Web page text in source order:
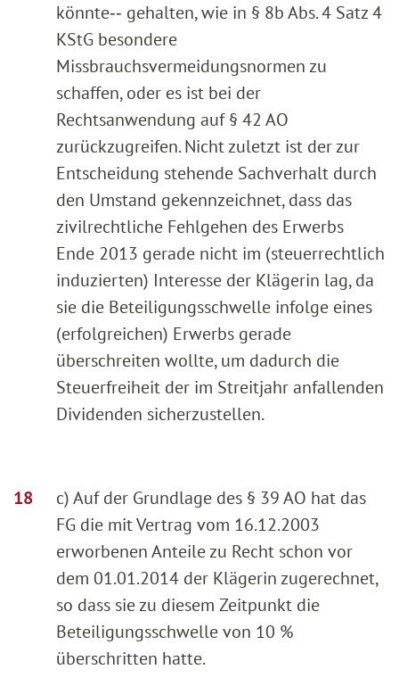
könnte‑‑ gehalten, wie in § 8b Abs. 4 Satz 4
KStG besondere
Missbrauchsvermeidungsnormen zu
schaffen, oder es ist bei der
Rechtsanwendung auf § 42 AO
zurückzugreifen. Nicht zuletzt ist der zur
Entscheidung stehende Sachverhalt durch
den Umstand gekennzeichnet, dass das
zivilrechtliche Fehlgehen des Erwerbs
Ende 2013 gerade nicht im (steuerrechtlich
induzierten) Interesse der Klägerin lag, da
sie die Beteiligungsschwelle infolge eines
(erfolgreichen) Erwerbs gerade
überschreiten wollte, um dadurch die
Steuerfreiheit der im Streitjahr anfallenden
Dividenden sicherzustellen.
c) Auf der Grundlage des § 39 AO hat das
FG die mit Vertrag vom 16.12.2003
erworbenen Anteile zu Recht schon vor
dem 01.01.2014 der Klägerin zugerechnet,
so dass sie zu diesem Zeitpunkt die
Beteiligungsschwelle von 10 %
überschritten hatte.